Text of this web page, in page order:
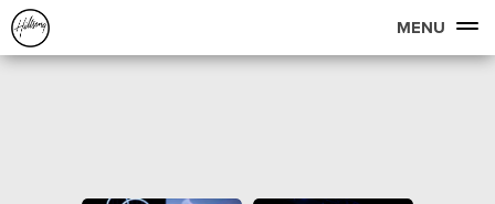
MENU